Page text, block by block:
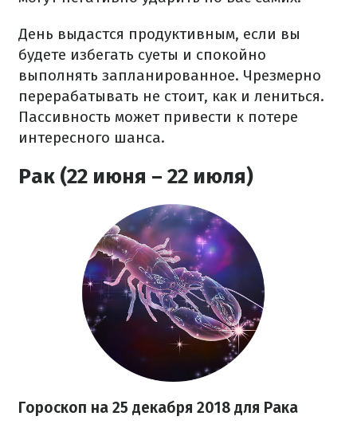
День выдастся продуктивным, если вы
будете избегать суеты и спокойно
выполнять запланированное. Чрезмерно
перерабатывать не стоит, как и лениться.
Пассивность может привести к потере
интересного шанса.
Рак (22 июня – 22 июля)
Гороскоп на 25 декабря 2018 для Рака